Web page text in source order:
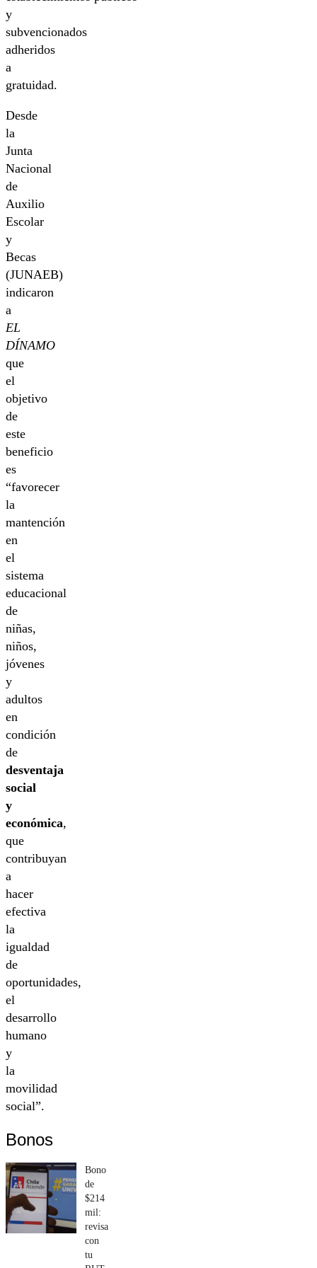
y
subvencionados
adheridos
a
gratuidad.
Desde
la
Junta
Nacional
de
Auxilio
Escolar
y
Becas
(JUNAEB)
indicaron
a
EL
DÍNAMO
que
el
objetivo
de
este
beneficio
es
“favorecer
la
mantención
en
el
sistema
educacional
de
niñas,
niños,
jóvenes
y
adultos
en
condición
de
desventaja
social
y
económica,
que
contribuyan
a
hacer
efectiva
la
igualdad
de
oportunidades,
el
desarrollo
humano
y
la
movilidad
social”.
Bonos
Bono
de
$214
mil:
revisa
con
tu